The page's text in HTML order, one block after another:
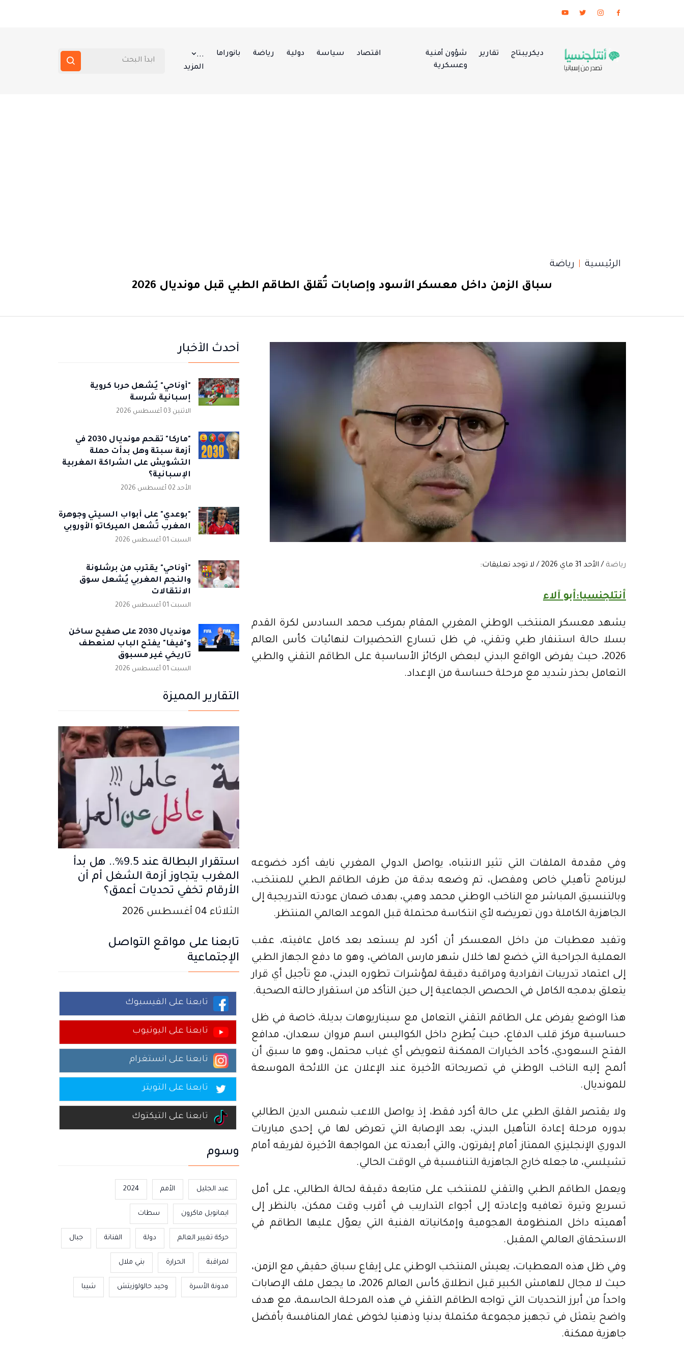
ديكريبتاج تقارير
شؤون أمنية
وعسكرية
اقتصاد سياسة دولية رياضة بانوراما
...
المزيد
الرئيسية رياضة
سباق الزمن داخل معسكر الأسود وإصابات تُقلق الطاقم الطبي قبل مونديال 2026
رياضة / الأحد 31 ماي 2026 / لا توجد تعليقات:
أنتلجنسيا:أبو آلاء
يشهد معسكر المنتخب الوطني المغربي المقام بمركب محمد السادس لكرة القدم
بسلا حالة استنفار طبي وتقني، في ظل تسارع التحضيرات لنهائيات كأس العالم
2026، حيث يفرض الواقع البدني لبعض الركائز الأساسية على الطاقم التقني والطبي
التعامل بحذر شديد مع مرحلة حساسة من الإعداد.
وفي مقدمة الملفات التي تثير الانتباه، يواصل الدولي المغربي نايف أكرد خضوعه
لبرنامج تأهيلي خاص ومفصل، تم وضعه بدقة من طرف الطاقم الطبي للمنتخب،
وبالتنسيق المباشر مع الناخب الوطني محمد وهبي، بهدف ضمان عودته التدريجية إلى
الجاهزية الكاملة دون تعريضه لأي انتكاسة محتملة قبل الموعد العالمي المنتظر.
وتفيد معطيات من داخل المعسكر أن أكرد لم يستعد بعد كامل عافيته، عقب
العملية الجراحية التي خضع لها خلال شهر مارس الماضي، وهو ما دفع الجهاز الطبي
إلى اعتماد تدريبات انفرادية ومراقبة دقيقة لمؤشرات تطوره البدني، مع تأجيل أي قرار
يتعلق بدمجه الكامل في الحصص الجماعية إلى حين التأكد من استقرار حالته الصحية.
هذا الوضع يفرض على الطاقم التقني التعامل مع سيناريوهات بديلة، خاصة في ظل
حساسية مركز قلب الدفاع، حيث يُطرح داخل الكواليس اسم مروان سعدان، مدافع
الفتح السعودي، كأحد الخيارات الممكنة لتعويض أي غياب محتمل، وهو ما سبق أن
ألمح إليه الناخب الوطني في تصريحاته الأخيرة عند الإعلان عن اللائحة الموسعة
للمونديال.
ولا يقتصر القلق الطبي على حالة أكرد فقط، إذ يواصل اللاعب شمس الدين الطالبي
بدوره مرحلة إعادة التأهيل البدني، بعد الإصابة التي تعرض لها في إحدى مباريات
الدوري الإنجليزي الممتاز أمام إيفرتون، والتي أبعدته عن المواجهة الأخيرة لفريقه أمام
تشيلسي، ما جعله خارج الجاهزية التنافسية في الوقت الحالي.
ويعمل الطاقم الطبي والتقني للمنتخب على متابعة دقيقة لحالة الطالبي، على أمل
تسريع وتيرة تعافيه وإعادته إلى أجواء التداريب في أقرب وقت ممكن، بالنظر إلى
أهميته داخل المنظومة الهجومية وإمكانياته الفنية التي يعوّل عليها الطاقم في
الاستحقاق العالمي المقبل.
وفي ظل هذه المعطيات، يعيش المنتخب الوطني على إيقاع سباق حقيقي مع الزمن،
حيث لا مجال للهامش الكبير قبل انطلاق كأس العالم 2026، ما يجعل ملف الإصابات
واحداً من أبرز التحديات التي تواجه الطاقم التقني في هذه المرحلة الحاسمة، مع هدف
واضح يتمثل في تجهيز مجموعة مكتملة بدنيا وذهنيا لخوض غمار المنافسة بأفضل
جاهزية ممكنة.
أحدث الأخبار
"أوناحي" يُشعل حربا كروية
إسبانية شرسة
الاثنين 03 أغسطس 2026
"ماركا" تُقحم مونديال 2030 في
أزمة سبتة وهل بدأت حملة
التشويش على الشراكة المغربية
الإسبانية؟
الأحد 02 أغسطس 2026
"بوعدي" على أبواب السيتي وجوهرة
المغرب تُشعل الميركاتو الأوروبي
السبت 01 أغسطس 2026
"أوناحي" يقترب من برشلونة
والنجم المغربي يُشعل سوق
الانتقالات
السبت 01 أغسطس 2026
مونديال 2030 على صفيح ساخن
و"فيفا" يفتح الباب لمنعطف
تاريخي غير مسبوق
السبت 01 أغسطس 2026
التقارير المميزة
استقرار البطالة عند 9.5%.. هل بدأ
المغرب يتجاوز أزمة الشغل أم أن
الأرقام تخفي تحديات أعمق؟
الثلاثاء 04 أغسطس 2026
تابعنا على مواقع التواصل
الإجتماعية
تابعنا على الفيسبوك
تابعنا على اليوتيوب
تابعنا على انستغرام
تابعنا على التويتر
تابعنا على التيكتوك
وسوم
عبد الجليل الأمم 2024
ايمانويل ماكرون سطات
حركة تغيير العالم دولة الفنانة جبال
لمراقبة الحرارة بني ملال
مدونة الأسرة وحيد حالولوزيتش شيبا